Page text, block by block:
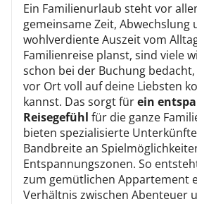
Ein Familienurlaub steht vor
gemeinsame Zeit, Abwechslung
wohlverdiente Auszeit vom
Familienreise planst, sind viele
schon bei der Buchung
vor Ort voll auf deine Liebsten
kannst. Das sorgt fürein
Reisegefühl für die ganze
bieten spezialisierte
Bandbreite an
Entspannungszonen. So
zum gemütlichen Appartement
Verhältnis zwischen Abenteuer